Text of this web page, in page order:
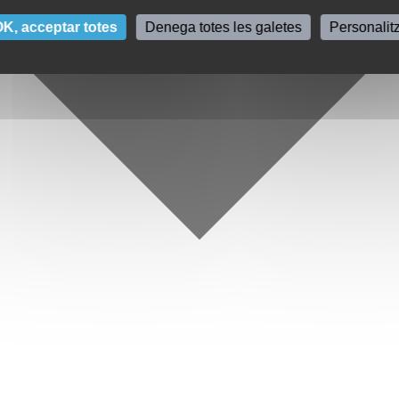
acceptar totes Denega totes les galetes